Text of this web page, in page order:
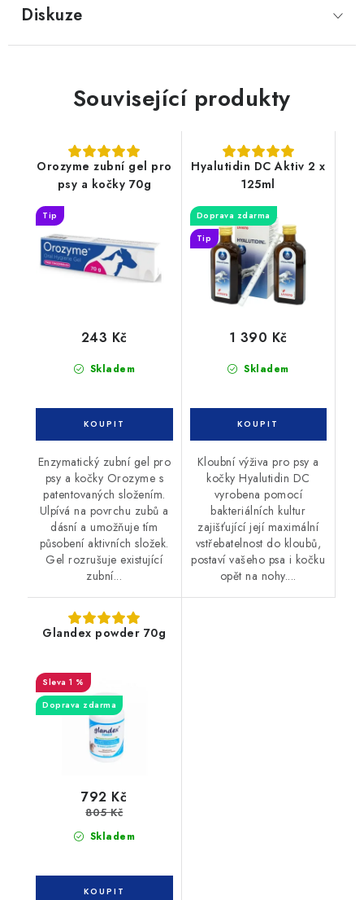
Diskuze
Související produkty
Orozyme zubní gel pro
psy a kočky 70g
Tip
Skladem
243 Kč
Enzymatický zubní gel pro
psy a kočky Orozyme s
patentovaných složením.
Ulpívá na povrchu zubů a
dásní a umožňuje tím
působení aktivních složek.
Gel rozrušuje existující
zubní...
Hyalutidin DC Aktiv 2 x
125ml
Doprava zdarma
Tip
Skladem
1 390 Kč
Kloubní výživa pro psy a
kočky Hyalutidin DC
vyrobena pomocí
bakteriálních kultur
zajišťující její maximální
vstřebatelnost do kloubů,
postaví vašeho psa i kočku
opět na nohy....
Glandex powder 70g
1 %
Doprava zdarma
Skladem
792 Kč
805 Kč